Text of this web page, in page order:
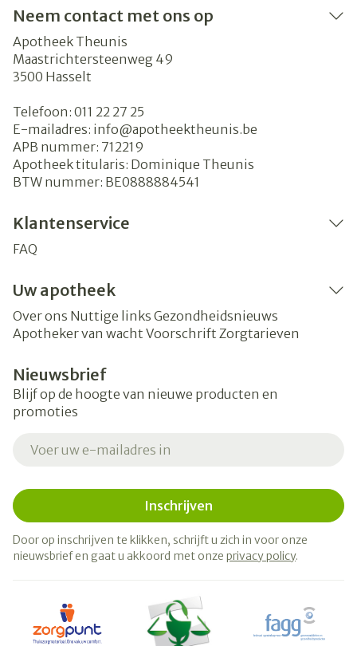
Neem contact met ons op
Apotheek Theunis
Maastrichtersteenweg 49
3500 Hasselt
Telefoon: 011 22 27 25
E-mailadres: info@apotheektheunis.be
APB nummer: 712219
Apotheek titularis: Dominique Theunis
BTW nummer: BE0888884541
Klantenservice
FAQ
Uw apotheek
Over ons Nuttige links Gezondheidsnieuws
Apotheker van wacht Voorschrift Zorgtarieven
Nieuwsbrief
Blijf op de hoogte van nieuwe producten en
promoties
Inschrijven
Door op inschrijven te klikken, schrijft u zich in voor onze
nieuwsbrief en gaat u akkoord met onze privacy policy.